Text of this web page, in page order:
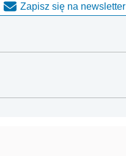
Zapisz się na newsletter